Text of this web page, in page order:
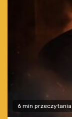
6 min przeczytania